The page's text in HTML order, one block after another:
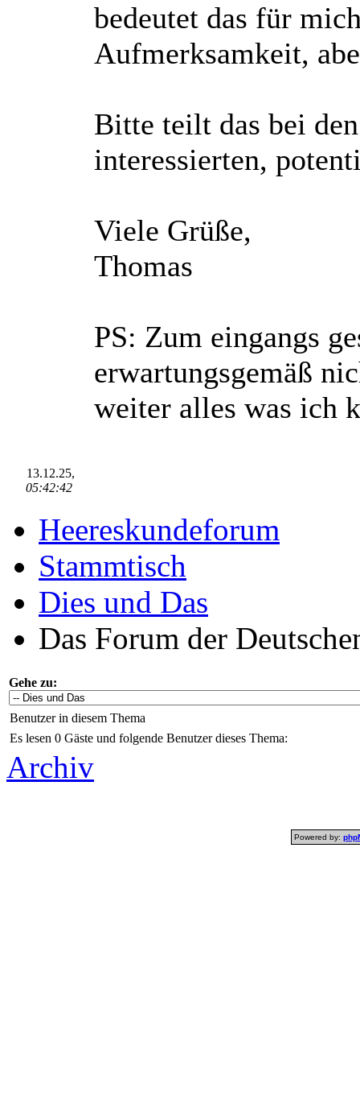
bedeutet das für
Aufmerksamkeit,
Bitte teilt das bei
interessierten,
Viele Grüße,
Thomas
PS: Zum eingangs
erwartungsgemäß
weiter alles was ich
13.12.25,
05:42:42
Heereskundeforum
Stammtisch
Dies und Das
Das Forum der
Gehe zu:
Benutzer in diesem Thema
Es lesen 0 Gäste und folgende Benutzer dieses Thema:
Archiv
Powered by: